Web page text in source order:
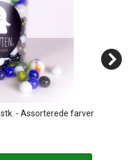
- Assorterede farver